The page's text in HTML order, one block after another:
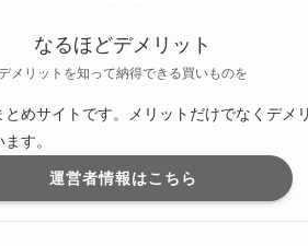
なるほどデメリット
メリットを知って納得できる買いものを
めサイトです。メリットだけでなくデメ
す。
運営者情報はこちら